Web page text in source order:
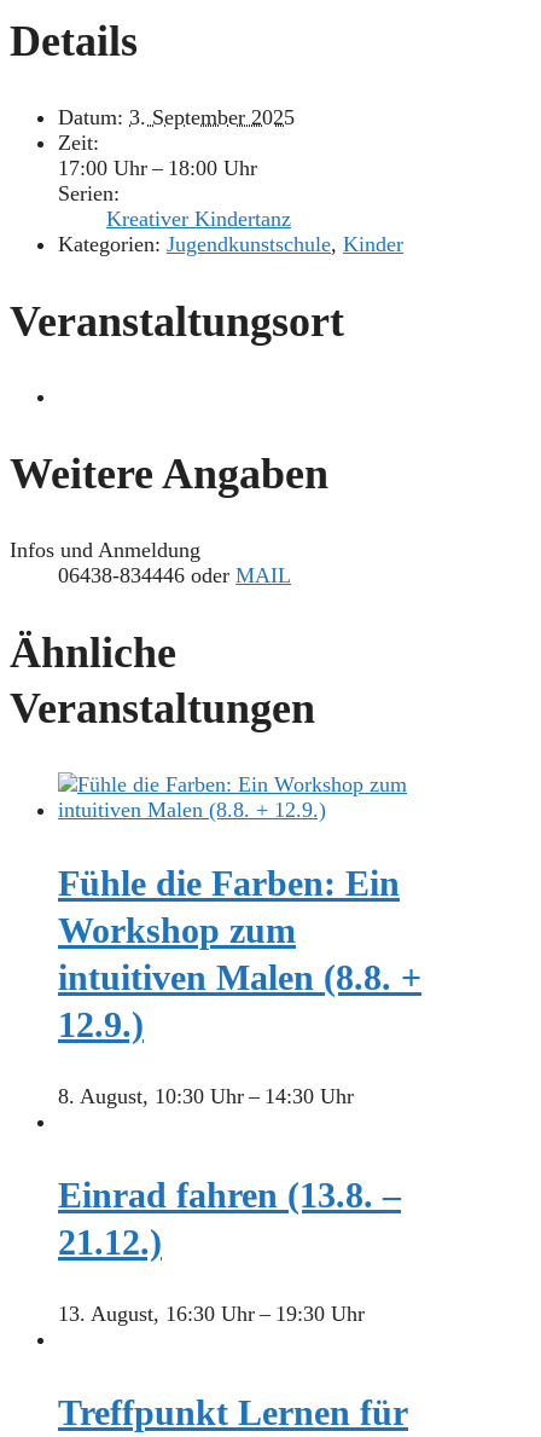
Details
Datum: 3. September 2025
Zeit:
17:00 Uhr – 18:00 Uhr
Serien:
Kreativer Kindertanz
Kategorien: Jugendkunstschule, Kinder
Veranstaltungsort
Weitere Angaben
Infos und Anmeldung
06438-834446 oder MAIL
Ähnliche
Veranstaltungen
Fühle die Farben: Ein
Workshop zum
intuitiven Malen (8.8. +
12.9.)
8. August, 10:30 Uhr– 14:30 Uhr
Einrad fahren (13.8. –
21.12.)
13. August, 16:30 Uhr– 19:30 Uhr
Treffpunkt Lernen für